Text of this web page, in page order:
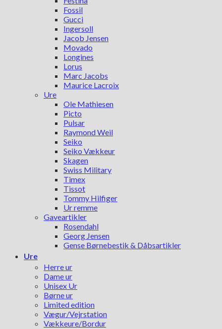
Fossil
Gucci
Ingersoll
Jacob Jensen
Movado
Longines
Lorus
Marc Jacobs
Maurice Lacroix
Ure
Ole Mathiesen
Picto
Pulsar
Raymond Weil
Seiko
Seiko Vækkeur
Skagen
Swiss Military
Timex
Tissot
Tommy Hilfiger
Ur remme
Gaveartikler
Rosendahl
Georg Jensen
Gense Børnebestik & Dåbsartikler
Ure
Herre ur
Dame ur
Unisex Ur
Børne ur
Limited edition
Vægur/Vejrstation
Vækkeure/Bordur